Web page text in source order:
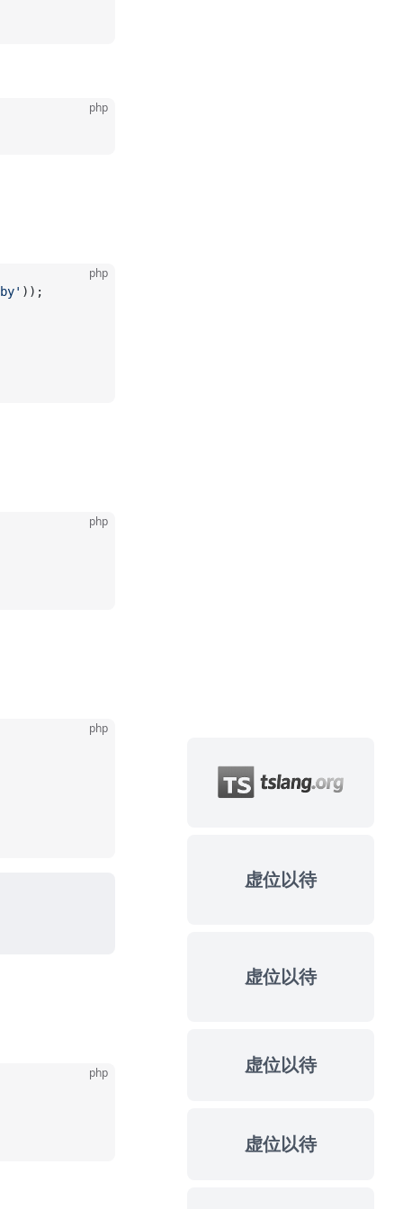
虚位以待
虚位以待
虚位以待
虚位以待
php
php
));
php
php
php